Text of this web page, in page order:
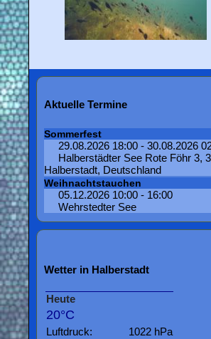
Aktuelle Termine
Sommerfest
29.08.2026 18:00 - 30.08.2026
Halberstädter See Rote Föhr 3,
Halberstadt, Deutschland
Weihnachtstauchen
05.12.2026 10:00 - 16:00
Wehrstedter See
Wetter in Halberstadt
Heute
20°C
Luftdruck:
1022 hPa